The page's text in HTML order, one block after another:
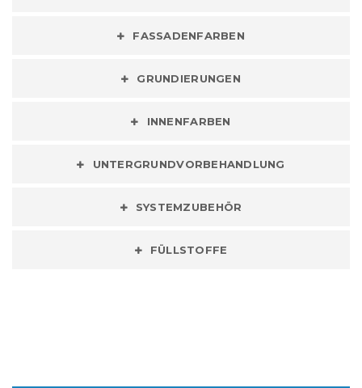
FASSADENFARBEN
GRUNDIERUNGEN
INNENFARBEN
UNTERGRUNDVORBEHANDLUNG
SYSTEMZUBEHÖR
FÜLLSTOFFE